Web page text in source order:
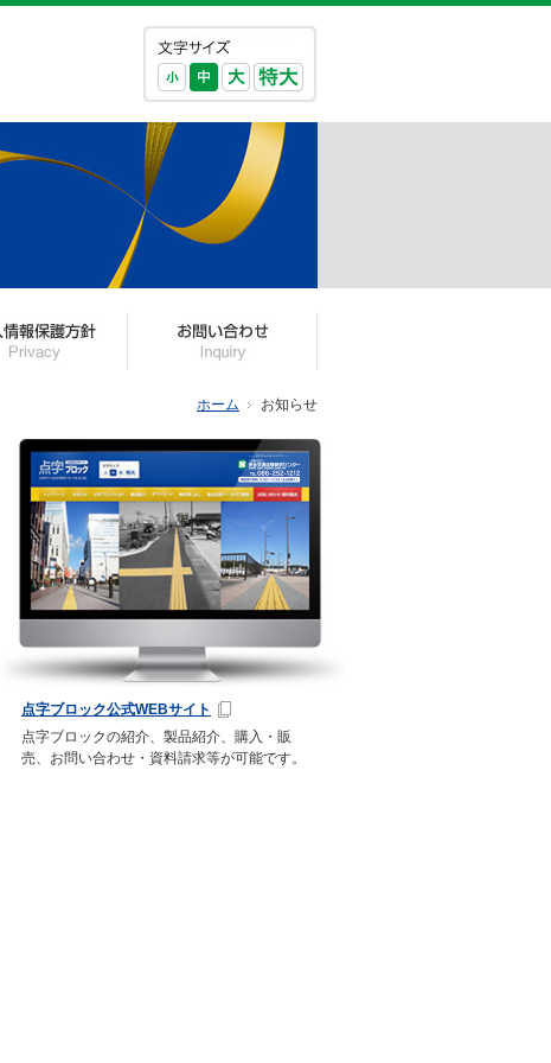
ホーム お知らせ
点字ブロック公式WEBサイト
点字ブロックの紹介、製品紹介、購入・販
売、お問い合わせ・資料請求等が可能です。